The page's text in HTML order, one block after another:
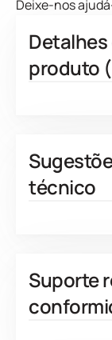
Deixe-nos
produto
técnico
Suporte